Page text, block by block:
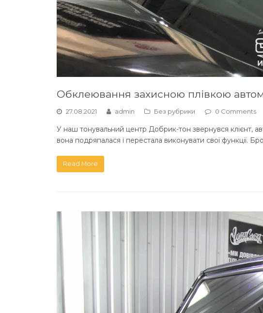
Обклеювання захисною плівкою
27.08.2021 admin Без рубрики 0 Comments
У наш тонувальний центр Добрик-тон звернувся клієнт,
вона подряпалася і перестала виконувати свої функції.
Read More